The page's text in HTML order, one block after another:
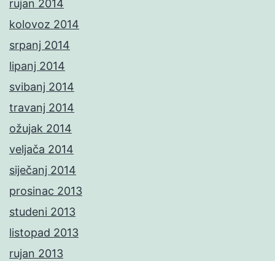
rujan 2014
kolovoz 2014
srpanj 2014
lipanj 2014
svibanj 2014
travanj 2014
ožujak 2014
veljača 2014
siječanj 2014
prosinac 2013
studeni 2013
listopad 2013
rujan 2013